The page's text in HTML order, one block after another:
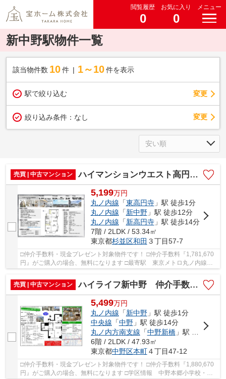
閲覧履歴
0
お気に入り
0
メニュー
新中野駅物件一覧
該当物件数 10件 1～10 件を表示
駅で絞り込む 変更
絞り込み条件： なし 変更
売買 | 中古マンション ハイマンションウエスト高円寺 仲介手数料無料＋15万円現金プレゼント中
5,199万円
丸ノ内線 「東高円寺」駅 徒歩1分
丸ノ内線 「新中野」駅 徒歩12分
丸ノ内線 「新高円寺」駅 徒歩14分
7階 / 2LDK / 53.34㎡
東京都杉並区和田 ３丁目57-7
□仲介手数料・現金プレゼント対象物件です！ □仲介手数料『1,781,670
円』がご購入の場合、無料になります □最寄駅 東京メトロ丸ノ内線
売買 | 中古マンション
ハイライフ新中野 仲介手数料無料＋15万円現金プレゼント中
5,499万円
丸ノ内線 「新中野」駅 徒歩1分
中央線 「中野」駅 徒歩14分
丸ノ内方南支線 「中野新橋」駅 徒歩13分
6階 / 2LDK / 47.93㎡
東京都中野区本町４丁目47-12
□仲介手数料・現金プレゼント対象物件です！ □仲介手数料『1,880,670
円』がご購入の場合、無料になります □学区情報 中野本郷小学校・第